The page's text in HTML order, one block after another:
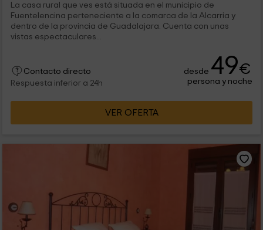
La casa rural que ves está situada en el municipio de
Fuentelencina perteneciente a la comarca de la Alcarria y
dentro de la provincia de Guadalajara. Cuenta con unas
vistas espectaculares...
Contacto directo
Respuesta inferior a 24h
desde 49€
persona y noche
VER OFERTA